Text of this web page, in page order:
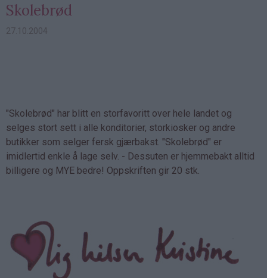
Skolebrød
27.10.2004
"Skolebrød" har blitt en storfavoritt over hele landet og
selges stort sett i alle konditorier, storkiosker og andre
butikker som selger fersk gjærbakst. "Skolebrød" er
imidlertid enkle å lage selv. - Dessuten er hjemmebakt alltid
billigere og MYE bedre! Oppskriften gir 20 stk.